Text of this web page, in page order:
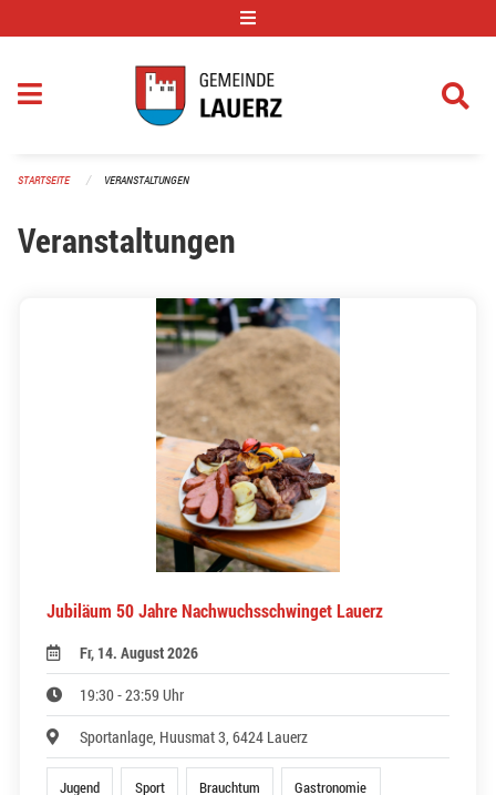
STARTSEITE VERANSTALTUNGEN
Veranstaltungen
Jubiläum 50 Jahre Nachwuchsschwinget Lauerz
Fr, 14. August 2026
19:30 - 23:59 Uhr
Sportanlage, Huusmat 3, 6424 Lauerz
Jugend Sport Brauchtum Gastronomie